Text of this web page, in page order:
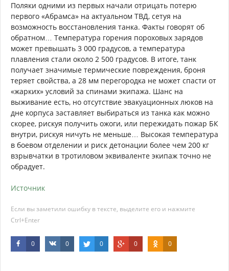
Поляки одними из первых начали отрицать потерю
первого «Абрамса» на актуальном ТВД, сетуя на
возможность восстановления танка. Факты говорят об
обратном… Температура горения пороховых зарядов
может превышать 3 000 градусов, а температура
плавления стали около 2 500 градусов. В итоге, танк
получает значимые термические повреждения, броня
теряет свойства, а 28 мм перегородка не может спасти от
«жарких» условий за спинами экипажа. Шанс на
выживание есть, но отсутствие эвакуационных люков на
дне корпуса заставляет выбираться из танка как можно
скорее, рискуя получить ожоги, или пережидать пожар БК
внутри, рискуя ничуть не меньше… Высокая температура
в боевом отделении и риск детонации более чем 200 кг
взрывчатки в тротиловом эквиваленте экипаж точно не
обрадует.
Источник
Если вы заметили ошибку в тексте, выделите его и нажмите
Ctrl+Enter
0 0 0 0 0